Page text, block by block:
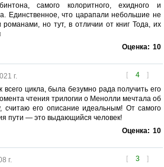
самого колоритного, ехидного и
Единственное, что царапали небольшие не
но тут, в отличии от книг Тода, их
Оценка: 10
[ 4 ]
г.
цикла, была безумно рада получить его
чтения трилогии о Менолли мечтала об
считаю его описание идеальным! От самого
пути — это выдающийся человек!
Оценка: 10
[ 3 ]
г.